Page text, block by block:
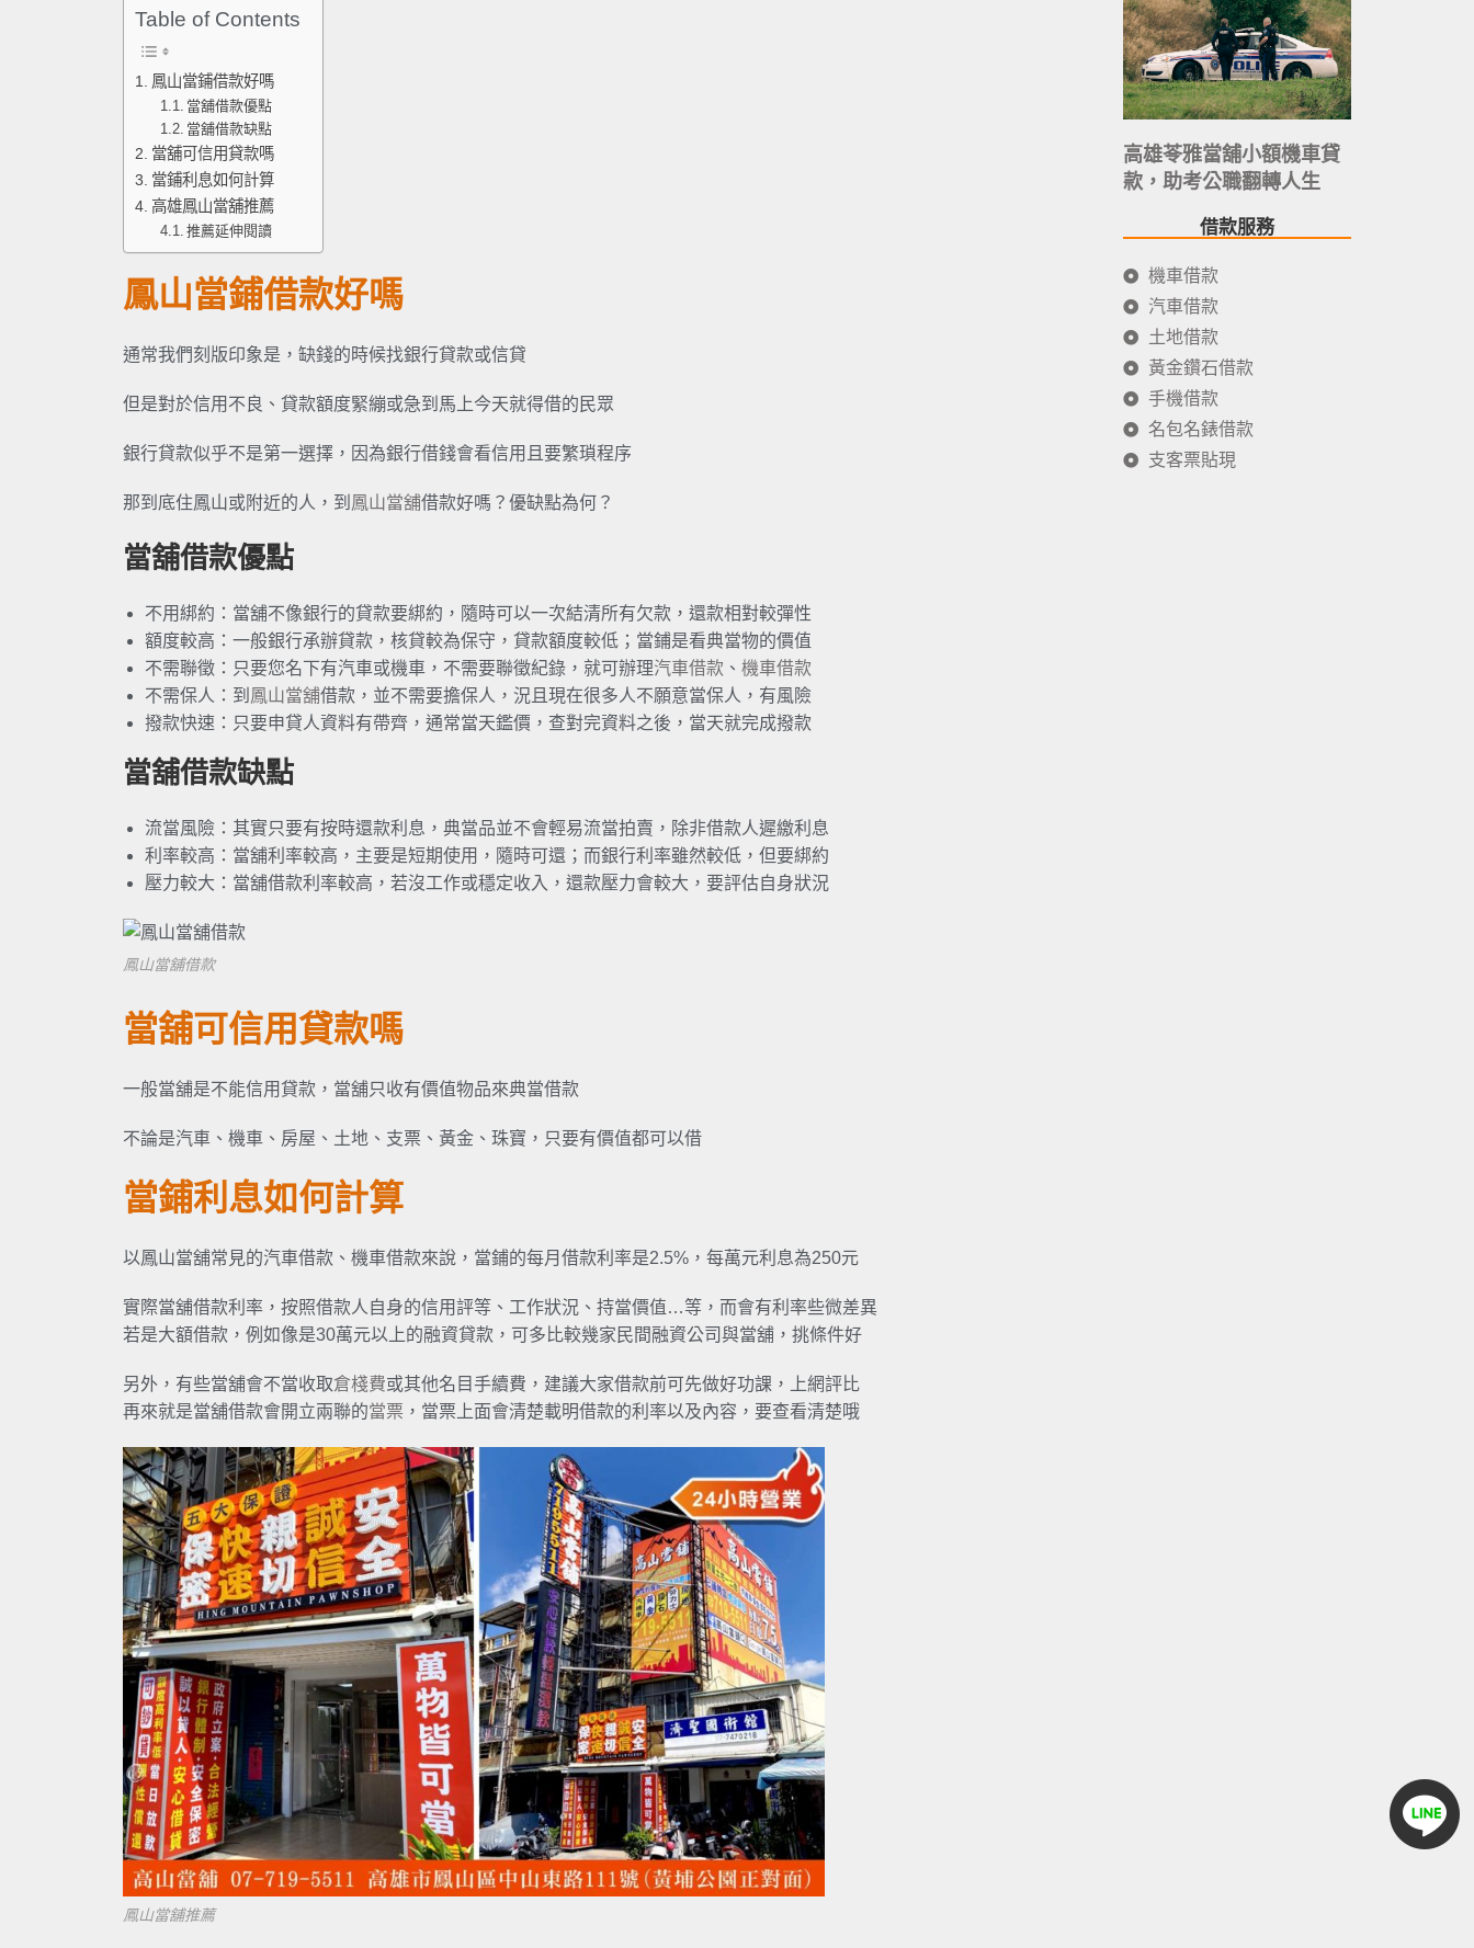
Table of Contents
鳳山當鋪借款好嗎
當舖借款優點
當舖借款缺點
當舖可信用貸款嗎
當鋪利息如何計算
高雄鳳山當舖推薦
推薦延伸閱讀
鳳山當鋪借款好嗎
通常我們刻版印象是，缺錢的時候找銀行貸款或信貸
但是對於信用不良、貸款額度緊繃或急到馬上今天就得借的民眾
銀行貸款似乎不是第一選擇，因為銀行借錢會看信用且要繁瑣程序
那到底住鳳山或附近的人，到 鳳山當舖借款好嗎？優缺點為何？
當舖借款優點
不用綁約：當舖不像銀行的貸款要綁約，隨時可以一次結清所有欠款，還款相對較彈性
額度較高：一般銀行承辦貸款，核貸較為保守，貸款額度較低；當鋪是看典當物的價值
不需聯徵：只要您名下有汽車或機車，不需要聯徵紀錄，就可辦理汽車借款 、 機車借款
不需保人：到 鳳山當舖借款，並不需要擔保人，況且現在很多人不願意當保人，有風險
撥款快速：只要申貸人資料有帶齊，通常當天鑑價，查對完資料之後，當天就完成撥款
當舖借款缺點
流當風險：其實只要有按時還款利息，典當品並不會輕易流當拍賣，除非借款人遲繳利息
利率較高：當舖利率較高，主要是短期使用，隨時可還；而銀行利率雖然較低，但要綁約
壓力較大：當舖借款利率較高，若沒工作或穩定收入，還款壓力會較大，要評估自身狀況
鳳山當舖借款
當舖可信用貸款嗎
一般當舖是不能信用貸款，當舖只收有價值物品來典當借款
不論是汽車、機車、房屋、土地、支票、黃金、珠寶，只要有價值都可以借
當鋪利息如何計算
以鳳山當舖常見的汽車借款、機車借款來說，當鋪的每月借款利率是2.5%，每萬元利息為250元
實際當舖借款利率，按照借款人自身的信用評等、工作狀況、持當價值…等，而會有利率些微差異
若是大額借款，例如像是30萬元以上的融資貸款，可多比較幾家民間融資公司與當舖，挑條件好
另外，有些當舖會不當收取倉棧費或其他名目手續費，建議大家借款前可先做好功課，上網評比
再來就是當舖借款會開立兩聯的當票 ，當票上面會清楚載明借款的利率以及內容，要查看清楚哦
鳳山當舖推薦
高雄苓雅當舖小額機車貸
款，助考公職翻轉人生
借款服務
機車借款
汽車借款
土地借款
黃金鑽石借款
手機借款
名包名錶借款
支客票貼現